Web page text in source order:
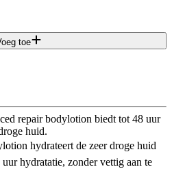
toe
repair bodylotion biedt tot 48 uur
huid.
hydrateert de zeer droge huid
hydratatie, zonder vettig aan te